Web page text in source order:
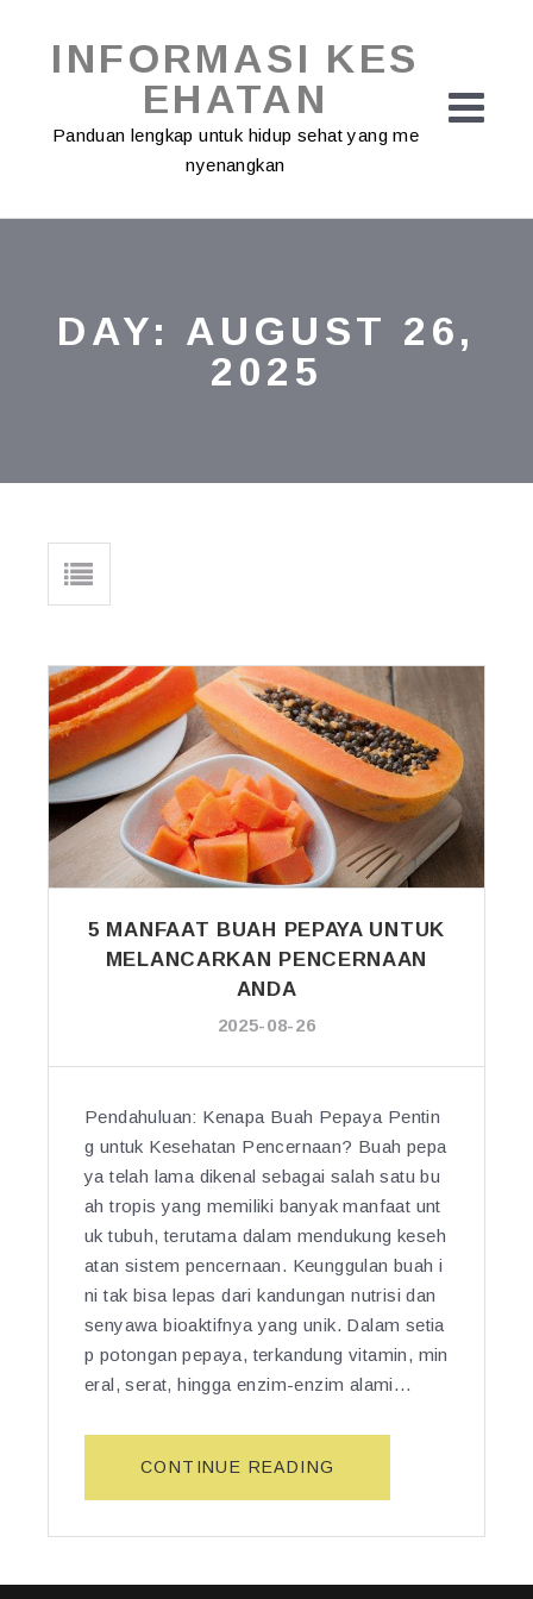
contentINFORMASI KES
EHATAN
Panduan lengkap untuk hidup sehat yang me
nyenangkan
DAY: AUGUST 26,
2025
5 MANFAAT BUAH PEPAYA UNTUK
MELANCARKAN PENCERNAAN
ANDA
2025-08-26
Pendahuluan: Kenapa Buah Pepaya Pentin
g untuk Kesehatan Pencernaan? Buah pepa
ya telah lama dikenal sebagai salah satu bu
ah tropis yang memiliki banyak manfaat unt
uk tubuh, terutama dalam mendukung keseh
atan sistem pencernaan. Keunggulan buah i
ni tak bisa lepas dari kandungan nutrisi dan
senyawa bioaktifnya yang unik. Dalam setia
p potongan pepaya, terkandung vitamin, min
eral, serat, hingga enzim-enzim alami…
CONTINUE READING